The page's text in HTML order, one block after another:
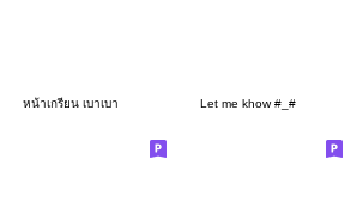
หน้าเกรียน เบาเบา Let me khow #_#